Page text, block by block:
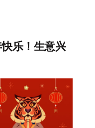
乐！生意兴